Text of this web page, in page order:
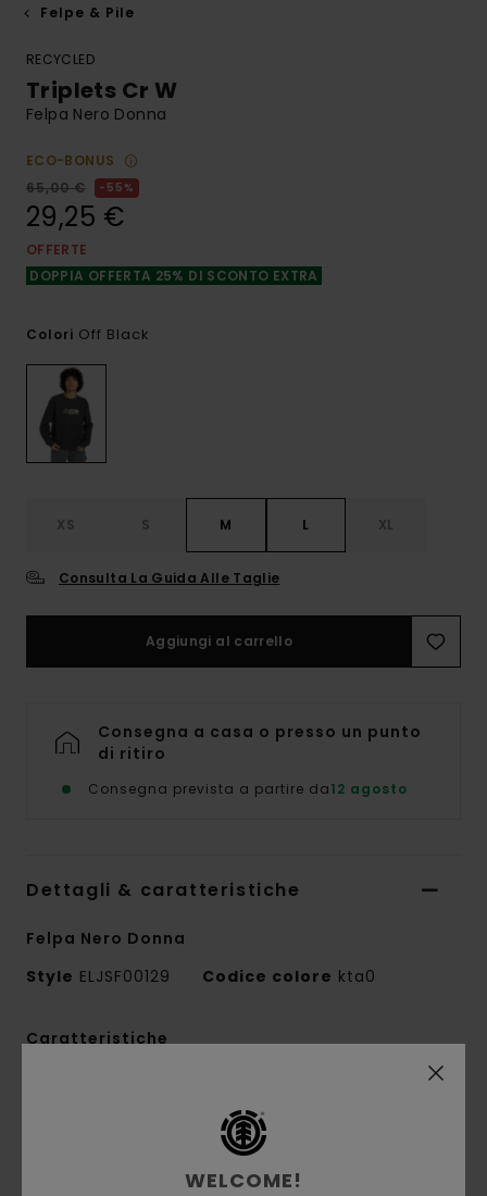
Felpe & Pile
RECYCLED
Triplets Cr W
Felpa Nero Donna
ECO-BONUS
65,00 €
55%
29,25 €
OFFERTE
DOPPIA OFFERTA 25% DI SCONTO EXTRA
Colori Off Black
XS S M L XL
Consulta La Guida Alle Taglie
Aggiungi al carrello
Consegna a casa o presso un punto
di ritiro
Consegna prevista a partire da12 agosto
Dettagli & caratteristiche
Felpa Nero Donna
Style ELJSF00129 Codice colore kta0
Caratteristiche
cotone, cotone riciclato, poliestere
WELCOME!